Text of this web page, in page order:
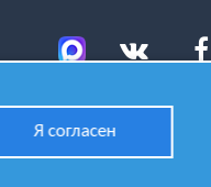
Разработано в студии
Я согласен